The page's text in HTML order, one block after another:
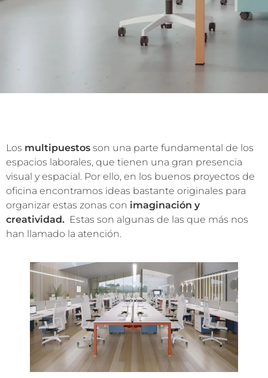
Los multipuestos son una parte fundamental de los
espacios laborales, que tienen una gran presencia
visual y espacial. Por ello, en los buenos proyectos de
oficina encontramos ideas bastante originales para
organizar estas zonas con imaginación y
creatividad. Estas son algunas de las que más nos
han llamado la atención.